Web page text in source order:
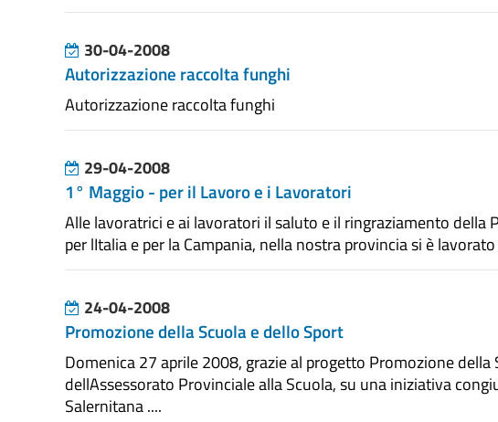
30-04-2008
Autorizzazione raccolta funghi
Autorizzazione raccolta funghi
29-04-2008
1° Maggio - per il Lavoro e i Lavoratori
Alle lavoratrici e ai lavoratori il saluto e il ringraziamento della
per lItalia e per la Campania, nella nostra provincia si è
24-04-2008
Promozione della Scuola e dello Sport
Domenica 27 aprile 2008, grazie al progetto Promozione della
dellAssessorato Provinciale alla Scuola, su una iniziativa
Salernitana ....